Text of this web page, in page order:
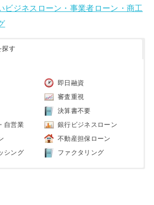
ビジネスローン・事業者ローン・商工
探す
即日融資
審査重視
決算書不要
自営業 銀行ビジネスローン
不動産担保ローン
シング ファクタリング